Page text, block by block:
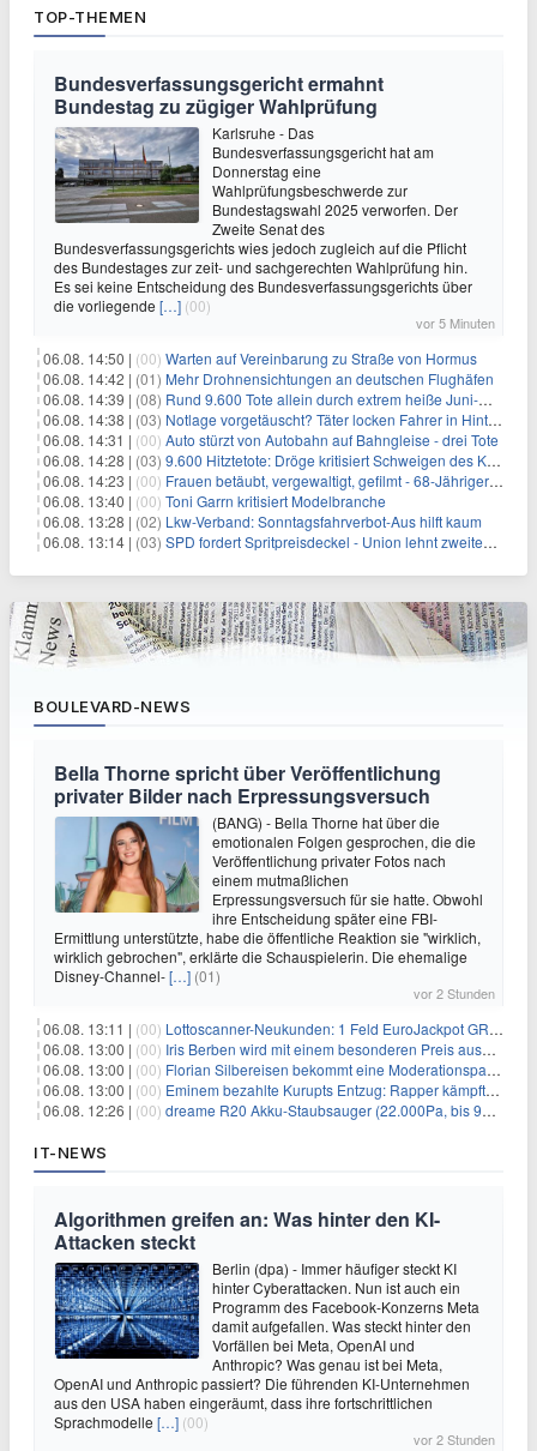
TOP-THEMEN
Bundesverfassungsgericht ermahnt
Bundestag zu zügiger Wahlprüfung
Karlsruhe - Das
Bundesverfassungsgericht hat am
Donnerstag eine
Wahlprüfungsbeschwerde zur
Bundestagswahl 2025 verworfen. Der
Zweite Senat des
Bundesverfassungsgerichts wies jedoch zugleich auf die Pflicht
des Bundestages zur zeit- und sachgerechten Wahlprüfung hin.
Es sei keine Entscheidung des Bundesverfassungsgerichts über
die vorliegende […] (00)
vor 5 Minuten
06.08. 14:50 | (00) Warten auf Vereinbarung zu Straße von Hormus
06.08. 14:42 | (01) Mehr Drohnensichtungen an deutschen Flughäfen
06.08. 14:39 | (08) Rund 9.600 Tote allein durch extrem heiße Juni-Woche
06.08. 14:38 | (03) Notlage vorgetäuscht? Täter locken Fahrer in Hinterhalt
06.08. 14:31 | (00) Auto stürzt von Autobahn auf Bahngleise - drei Tote
06.08. 14:28 | (03) 9.600 Hitztetote: Dröge kritisiert Schweigen des Kanzlers
06.08. 14:23 | (00) Frauen betäubt, vergewaltigt, gefilmt - 68-Jähriger gesteht
06.08. 13:40 | (00) Toni Garrn kritisiert Modelbranche
06.08. 13:28 | (02) Lkw-Verband: Sonntagsfahrverbot-Aus hilft kaum
06.08. 13:14 | (03) SPD fordert Spritpreisdeckel - Union lehnt zweiten Tankrabatt ab
BOULEVARD-NEWS
Bella Thorne spricht über Veröffentlichung
privater Bilder nach Erpressungsversuch
(BANG) - Bella Thorne hat über die
emotionalen Folgen gesprochen, die die
Veröffentlichung privater Fotos nach
einem mutmaßlichen
Erpressungsversuch für sie hatte. Obwohl
ihre Entscheidung später eine FBI-
Ermittlung unterstützte, habe die öffentliche Reaktion sie "wirklich,
wirklich gebrochen", erklärte die Schauspielerin. Die ehemalige
Disney-Channel-[…] (01)
vor 2 Stunden
06.08. 13:11 | (00) Lottoscanner-Neukunden: 1 Feld EuroJackpot GRATIS spielen
06.08. 13:00 | (00) Iris Berben wird mit einem besonderen Preis ausgezeichnet
06.08. 13:00 | (00) Florian Silbereisen bekommt eine Moderationspartnerin
06.08. 13:00 | (00) Eminem bezahlte Kurupts Entzug: Rapper kämpfte gegen lebensbedrohliche Alkoholsucht
06.08. 12:26 | (00) dreame R20 Akku-Staubsauger (22.000Pa, bis 90 Min. Laufzeit) für 169€
IT-NEWS
Algorithmen greifen an: Was hinter den KI-
Attacken steckt
Berlin (dpa) - Immer häufiger steckt KI
hinter Cyberattacken. Nun ist auch ein
Programm des Facebook-Konzerns Meta
damit aufgefallen. Was steckt hinter den
Vorfällen bei Meta, OpenAI und
Anthropic? Was genau ist bei Meta,
OpenAI und Anthropic passiert? Die führenden KI-Unternehmen
aus den USA haben eingeräumt, dass ihre fortschrittlichen
Sprachmodelle […] (00)
vor 2 Stunden